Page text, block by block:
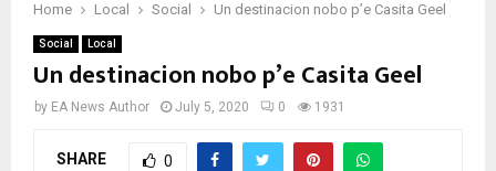
Home Local Social Un destinacion nobo p’e Casita Geel
Social Local
Un destinacion nobo p’e Casita Geel
by EA News Author July 5, 2020 0 1931
SHARE 0